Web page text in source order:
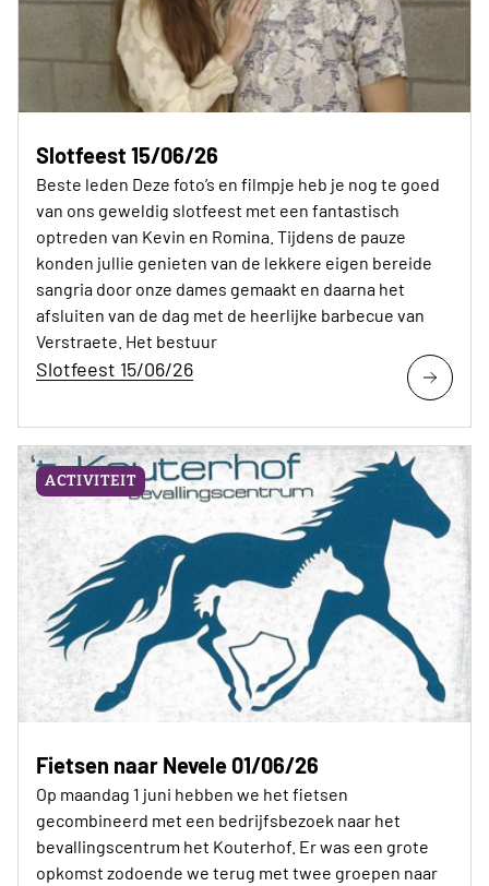
Slotfeest 15/06/26
Beste leden Deze foto’s en filmpje heb je nog te goed
van ons geweldig slotfeest met een fantastisch
optreden van Kevin en Romina. Tijdens de pauze
konden jullie genieten van de lekkere eigen bereide
sangria door onze dames gemaakt en daarna het
afsluiten van de dag met de heerlijke barbecue van
Verstraete. Het bestuur
Slotfeest 15/06/26
ACTIVITEIT
Fietsen naar Nevele 01/06/26
Op maandag 1 juni hebben we het fietsen
gecombineerd met een bedrijfsbezoek naar het
bevallingscentrum het Kouterhof. Er was een grote
opkomst zodoende we terug met twee groepen naar